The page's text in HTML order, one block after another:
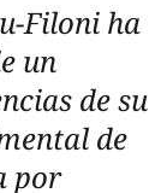
Filoni ha
un
de su
de
por